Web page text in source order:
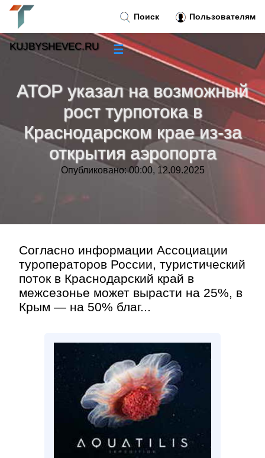
АТОР указал на возможный
рост турпотока в
Краснодарском крае из-за
открытия аэропорта
Опубликовано: 00:00, 12.09.2025
Согласно информации Ассоциации
туроператоров России, туристический
поток в Краснодарский край в
межсезонье может вырасти на 25%, в
Крым — на 50% благ...
Поиск Пользователям
KUJBYSHEVEC.RU ☰
Новости
Тренды новостей»
Рубрики»
»